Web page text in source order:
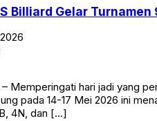
Billiard Gelar Turnamen
Memperingati hari jadi yang
pada 14-17 Mei 2026 ini
4N, dan […]